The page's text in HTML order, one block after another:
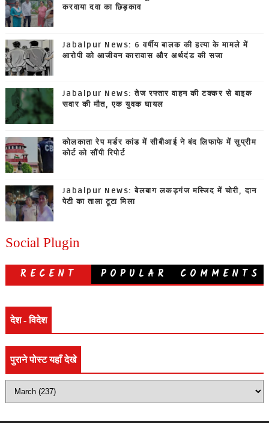
करवाया दवा का छिड़काव
Jabalpur News: 6 वर्षीय बालक की हत्या के मामले में
आरोपी को आजीवन कारावास और अर्थदंड की सजा
Jabalpur News: तेज रफ्तार वाहन की टक्कर से बाइक
सवार की मौत, एक युवक घायल
कोलकाता रेप मर्डर कांड में सीबीआई ने बंद लिफाफे में सुप्रीम
कोर्ट को सौंपी रिपोर्ट
Jabalpur News: बेलबाग लकड़गंज मस्जिद में चोरी, दान
पेटी का ताला टूटा मिला
Social Plugin
RECENT POPULAR COMMENTS
देश - विदेश
पुराने पोस्ट यहाँ देखे